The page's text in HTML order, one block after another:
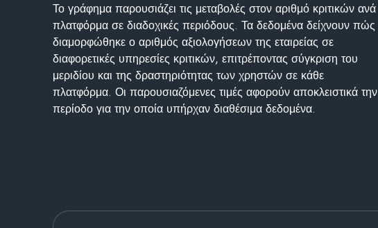
Το γράφημα παρουσιάζει τις μεταβολές στον αριθμό κριτικών ανά
πλατφόρμα σε διαδοχικές περιόδους. Τα δεδομένα δείχνουν πώς
διαμορφώθηκε ο αριθμός αξιολογήσεων της εταιρείας σε
διαφορετικές υπηρεσίες κριτικών, επιτρέποντας σύγκριση του
μεριδίου και της δραστηριότητας των χρηστών σε κάθε
πλατφόρμα. Οι παρουσιαζόμενες τιμές αφορούν αποκλειστικά την
περίοδο για την οποία υπήρχαν διαθέσιμα δεδομένα.